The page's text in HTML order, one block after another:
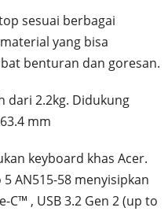
sesuai berbagai
yang bisa
benturan dan goresan.
dari 2.2kg. Didukung
mm
keyboard khas Acer.
AN515-58 menyisipkan
C™ , USB 3.2 Gen 2 (up to